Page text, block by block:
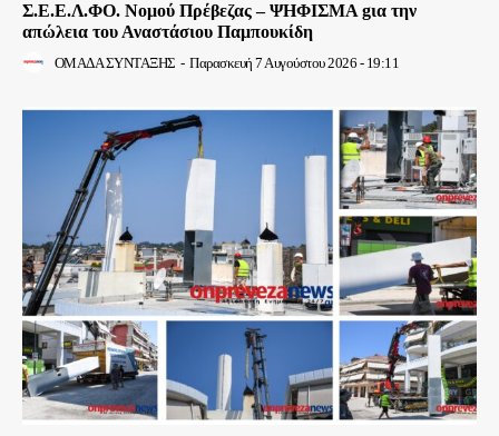
Σ.Ε.Ε.Λ.ΦΟ. Νομού Πρέβεζας – ΨΗΦΙΣΜΑ gια την
απώλεια του Αναστάσιου Παμπουκίδη
ΟΜΑΔΑ ΣΥΝΤΑΞΗΣ - Παρασκευή 7 Αυγούστου 2026 - 19:11